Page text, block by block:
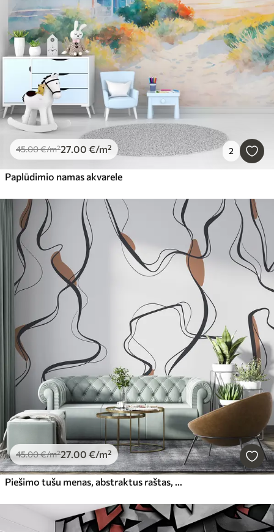
45.00€/m²27.00 €/m² 2
Paplūdimio namas akvarele
45.00€/m²27.00 €/m²
Piešimo tušu menas, abstraktus raštas, geometrinės linijos, pilka ir oranžinė spalvos